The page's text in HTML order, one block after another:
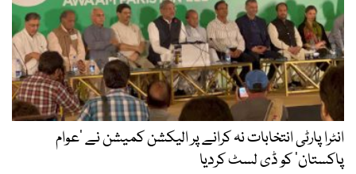
انٹرا پارٹی انتخابات نہ کرانے پر الیکشن کمیشن نے ’عوام
پاکستان‘ کو ڈی لسٹ کردیا